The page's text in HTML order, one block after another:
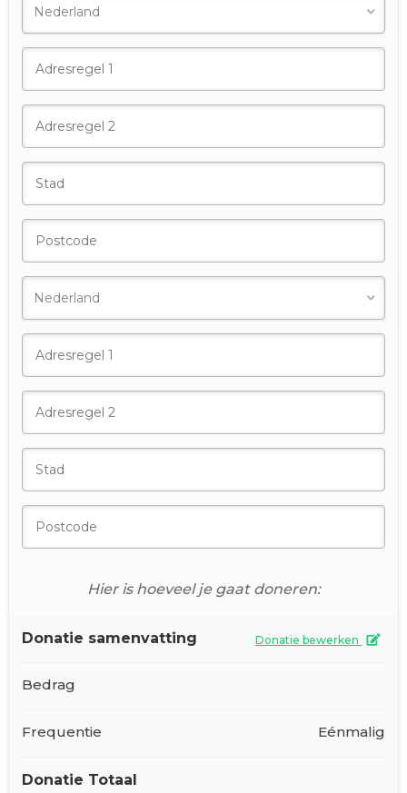
Hier is hoeveel je gaat doneren:
Donatie samenvatting Donatie bewerken
Bedrag
Frequentie Eénmalig
Donatie Totaal